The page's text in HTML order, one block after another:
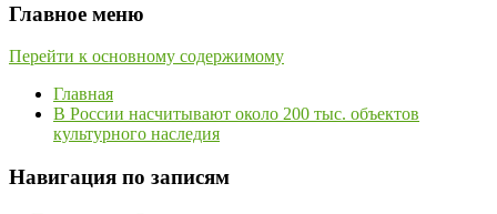
Главное меню
Перейти к основному содержимому
Главная
В России насчитывают около 200 тыс. объектов
культурного наследия
Навигация по записям